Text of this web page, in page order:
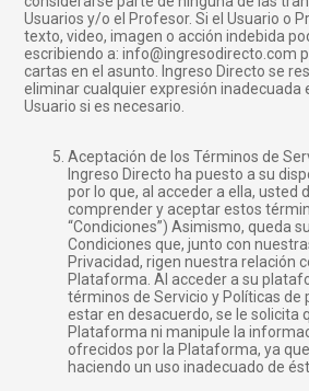
Usuarios y/o el Profesor. Si el Usuario o
texto, video, imagen o acción indebida
escribiendo a: info@ingresodirecto.com
cartas en el asunto. Ingreso Directo se
eliminar cualquier expresión inadecuada
Usuario si es necesario.
Aceptación de los Términos de
Ingreso Directo ha puesto a su
por lo que, al acceder a ella, usted
comprender y aceptar estos
“Condiciones”) Asimismo, queda
Condiciones que, junto con
Privacidad, rigen nuestra relación
Plataforma. Al acceder a su
términos de Servicio y Políticas de
estar en desacuerdo, se le solicita
Plataforma ni manipule la
ofrecidos por la Plataforma, ya
haciendo un uso inadecuado de